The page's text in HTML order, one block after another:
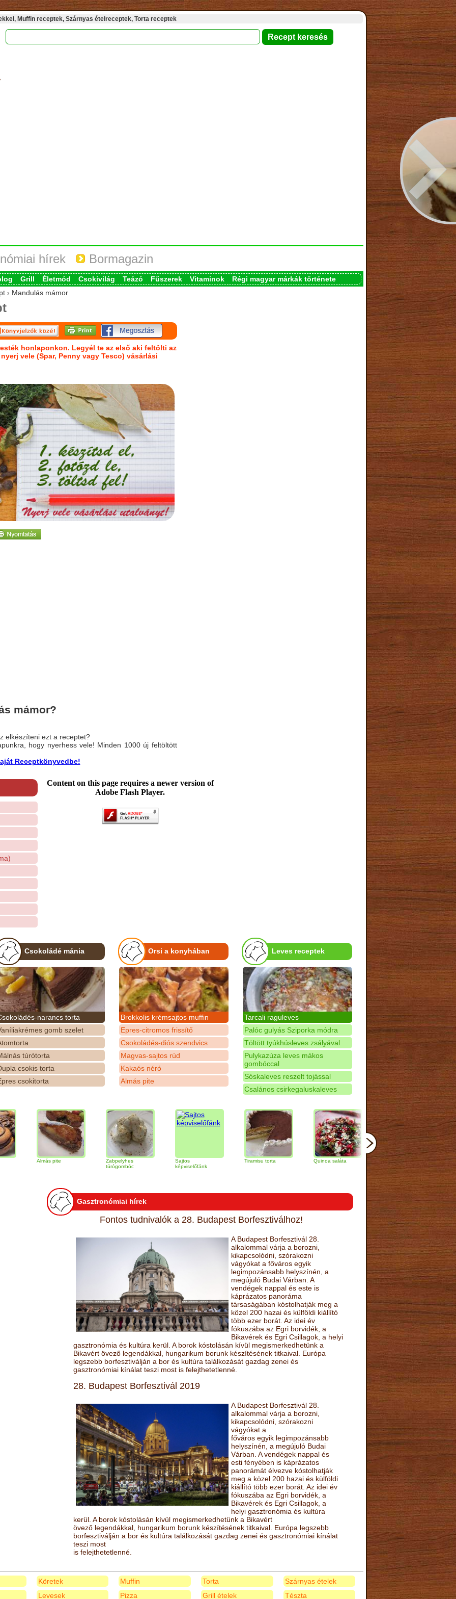
Muffin receptek, Szárnyas ételreceptek, Torta receptek
hírek Bormagazin
Grill Életmód Csokivilág Teázó Fűszerek Vitaminok
Régi magyar márkák története
› Mandulás mámor
honlaponkon. Legyél te az első aki feltölti az
vele (Spar, Penny vagy Tesco) vásárlási
mámor?
elkészíteni ezt a receptet?
hogy nyerhess vele! Minden 1000 új feltöltött
Receptkönyvedbe!
Content on this page requires a newer version of
Adobe Flash Player.
Csokoládé mánia
narancs torta
gomb szelet
túrótorta
csokis torta
csokitorta
Orsi a konyhában
Brokkolis krémsajtos muffin
Epres-citromos frissítő
Csokoládés-diós szendvics
Magvas-sajtos rúd
Kakaós néró
Almás pite
Leves receptek
Tarcali raguleves
Palóc gulyás Sziporka módra
Töltött tyúkhúsleves zsályával
Pulykazúza leves mákos
gombóccal
Sóskaleves reszelt tojással
Csalános csirkegaluskaleves
Zabpelyhes
túrógombóc
képviselőfánk
Tiramisu torta Quinoa saláta Mandulás kifli
Csokoládés-
narancs torta
Gasztronómiai hírek
Fontos tudnivalók a 28. Budapest Borfesztiválhoz!
A Budapest Borfesztivál 28.
alkalommal várja a borozni,
kikapcsolódni, szórakozni
vágyókat a főváros egyik
legimpozánsabb helyszínén, a
megújuló Budai Várban. A
vendégek nappal és este is
káprázatos panoráma
társaságában kóstolhatják meg a
közel 200 hazai és külföldi kiállító
több ezer borát. Az idei év
fókuszába az Egri borvidék, a
Bikavérek és Egri Csillagok, a helyi
gasztronómia és kultúra kerül. A borok kóstolásán kívül megismerkedhetünk a
Bikavért övező legendákkal, hungarikum borunk készítésének titkaival. Európa
legszebb borfesztiválján a bor és kultúra találkozását gazdag zenei és
gasztronómiai kínálat teszi most is felejthetetlenné.
28. Budapest Borfesztivál 2019
A Budapest Borfesztivál 28.
alkalommal várja a borozni,
kikapcsolódni, szórakozni
vágyókat a
főváros egyik legimpozánsabb
helyszínén, a megújuló Budai
Várban. A vendégek nappal és
esti fényében is káprázatos
panorámát élvezve kóstolhatják
meg a közel 200 hazai és külföldi
kiállító több ezer borát. Az idei év
fókuszába az Egri borvidék, a
Bikavérek és Egri Csillagok, a
helyi gasztronómia és kultúra
kerül. A borok kóstolásán kívül megismerkedhetünk a Bikavért
övező legendákkal, hungarikum borunk készítésének titkaival. Európa legszebb
borfesztiválján a bor és kultúra találkozását gazdag zenei és gasztronómiai kínálat
teszi most
is felejthetetlenné.
Köretek
Levesek
Muffin
Pizza
Torta
Grill ételek
Szárnyas ételek
Tészta